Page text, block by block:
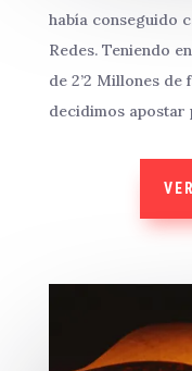
había conseguido
Redes. Teniendo
de 2’2 Millones de
decidimos apostar